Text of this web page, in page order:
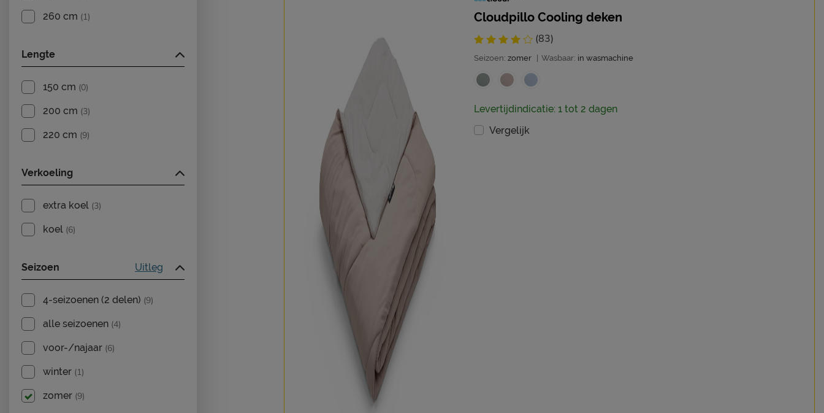
260 cm (1)
Lengte
150 cm (0)
200 cm (3)
220 cm (9)
Verkoeling
extra koel (3)
koel (6)
Seizoen Uitleg
4-seizoenen (2 delen) (9)
alle seizoenen (4)
voor-/najaar (6)
winter (1)
zomer (9)
Cloudpillo Cooling deken
(83)
Seizoen: zomer Wasbaar: in wasmachine
Levertijdindicatie: 1 tot 2 dagen
Vergelijk